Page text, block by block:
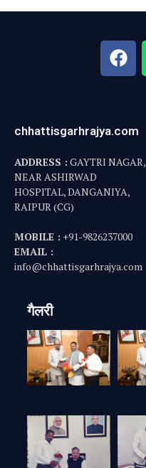
chhattisgarhrajya.com
ADDRESS : GAYTRI NAGAR,
NEAR ASHIRWAD
HOSPITAL, DANGANIYA,
RAIPUR (CG)
MOBILE : +91-9826237000
EMAIL :
info@chhattisgarhrajya.com
गैलरी